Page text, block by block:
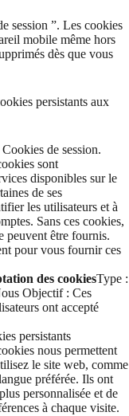
session ”. Les cookies
mobile même hors
dès que vous
persistants aux
de session.
sont
disponibles sur le
de ses
les utilisateurs et à
Sans ces cookies,
peuvent être fournis.
pour vous fournir ces
des cookiesType :
Objectif : Ces
ont accepté
persistants
nous permettent
le site web, comme
préférée. Ils ont
personnalisée et de
à chaque visite.